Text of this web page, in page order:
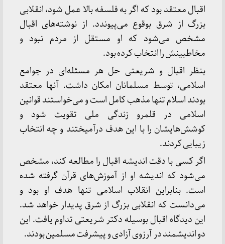
اقبال معتقد بود که اگر به فلسفه بالا عمل شود، انقلابی
بزرگ از شرق بوقوع می‌پیوندد. از نوشته‌های اقبال
مشخص می‌شود که او مستقل از مردم نبود و
مخاطبینش را انتخاب کرده بود.
بنظر اقبال و شریعتی حل هر مسئله‌ای در جوامع
اسلامی، توسط مسلمانان امکان داشت. آنها معتقد
بودند اسلام تنها مذهب کامل است و می‌خواستند قوانین
اسلامی در قلمرو زندگی ملی تقویت شود و
کوشش‌هایشان را با این هدف درآمیختند و چه انتخاب
زیبایی کردند.
اگر کسی با دقت اندیشه اقبال را مطالعه کند، مشخص
می‌شود که اندیشه او از آموزش‌های قرآن گرفته شده
است. بنابراین انقلاب اسلامی تنها هدف او بود و
می‌دانست که انقلابی بزرگ از شرق پدیدار خواهد شد.
این دیدگاه اقبال بوسیله دکتر شریعتی تداوم یافت. این
دو اندیشمند در آرزوی آزادی و پیشرفت مسلمین بودند.